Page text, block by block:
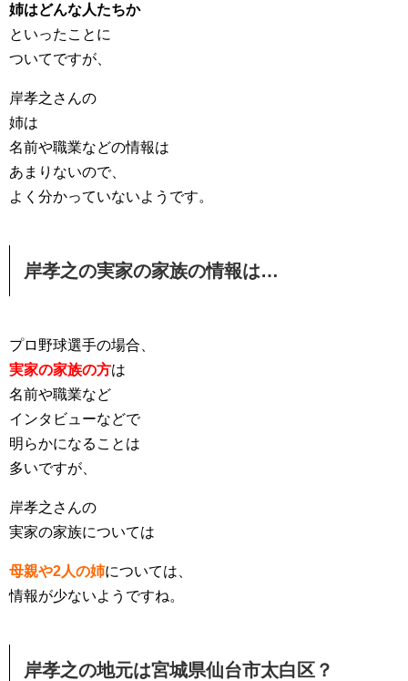
姉はどんな人たちか
といったことに
ついてですが、
岸孝之さんの
姉は
名前や職業などの情報は
あまりないので、
よく分かっていないようです。
岸孝之の実家の家族の情報は…
プロ野球選手の場合、
実家の家族の方は
名前や職業など
インタビューなどで
明らかになることは
多いですが、
岸孝之さんの
実家の家族については
母親や2人の姉については、
情報が少ないようですね。
岸孝之の地元は宮城県仙台市太白区？